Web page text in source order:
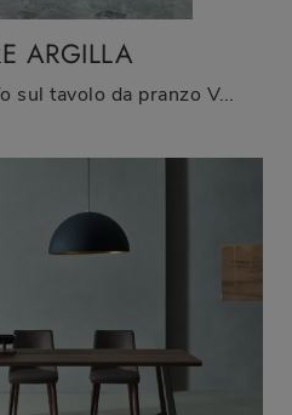
ARGILLA
Vuoi avere ulteriori info sul tavolo da pranzo Vertigo Rovere Argilla di Sangiacomo? Clicca e scopri di più sui modelli fissi del marchio.